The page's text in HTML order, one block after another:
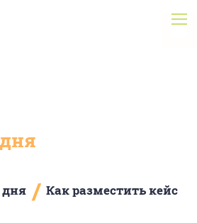
дня / Как разместить кейс